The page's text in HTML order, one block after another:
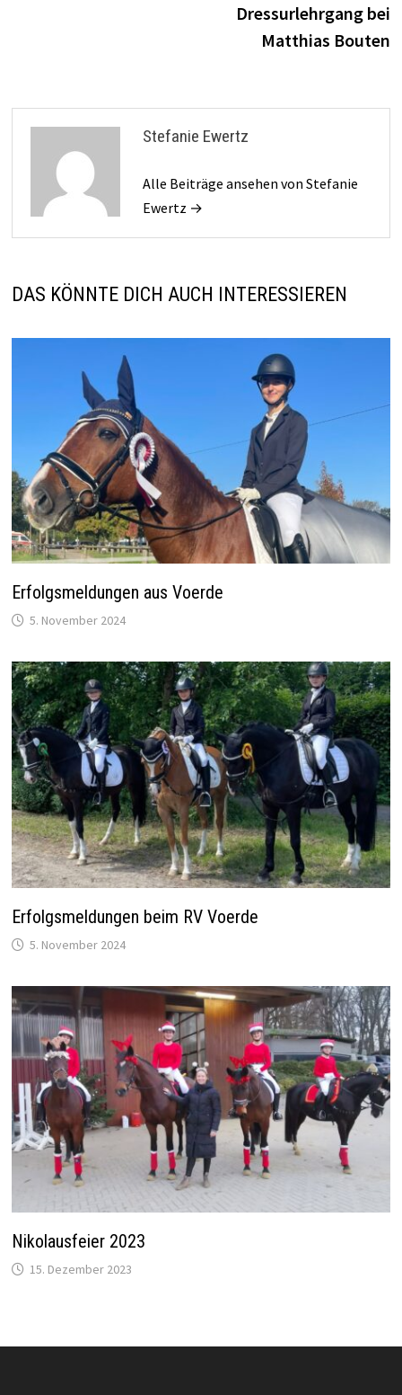
Dressurlehrgang bei
Matthias Bouten
Stefanie Ewertz
Alle Beiträge ansehen von Stefanie
Ewertz →
DAS KÖNNTE DICH AUCH INTERESSIEREN
Erfolgsmeldungen aus Voerde
5. November 2024
Erfolgsmeldungen beim RV Voerde
5. November 2024
Nikolausfeier 2023
15. Dezember 2023